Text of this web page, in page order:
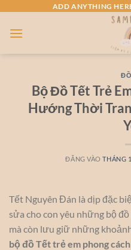
nội
dung
ADD ANYTHING
Bộ Đồ Tết Trẻ
Hướng Thời
ĐĂNG VÀOTHÁNG
Tết Nguyên Đán là dịp đặc
sửa cho con yêu những bộ
mà còn lưu giữ những
bộ đồ Tết trẻ em phong cách